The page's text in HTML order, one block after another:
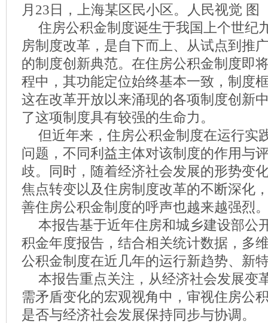
月23日，上海某区民小区。人民视觉 图
住房公积金制度诞生于我国上个世纪
房制度改革，是自下而上、从试点到推
的制度创新典范。在住房公积金制度即
程中，其功能定位始终基本一致，制度
这在改革开放以来涌现的各项制度创新
了这项制度具有较强的生命力。
但近年来，住房公积金制度在运行实
问题，不同利益主体对该制度的作用与
歧。同时，随着经济社会发展的形势变
焦点转变以及住房制度改革的不断深化
善住房公积金制度的呼声也越来越强烈
本报告基于近年住房和城乡建设部公
积金年度报告，结合相关统计数据，多
公积金制度在近几年的运行新趋势、新
本报告重点关注，从经济社会发展变
需矛盾变化的宏观视角中，审视住房公
是否与经济社会发展保持同步与协调。